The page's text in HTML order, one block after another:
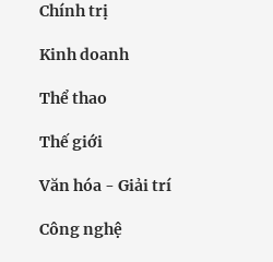
Chính trị
Kinh doanh
Thể thao
Thế giới
Văn hóa - Giải trí
Công nghệ